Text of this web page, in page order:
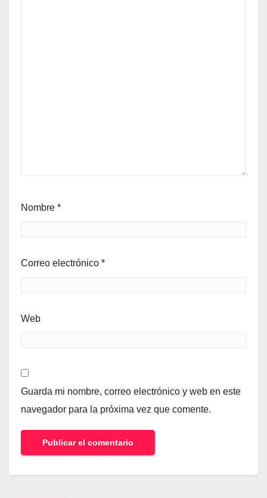
Nombre *
Correo electrónico *
Web
Guarda mi nombre, correo electrónico y web en este
navegador para la próxima vez que comente.